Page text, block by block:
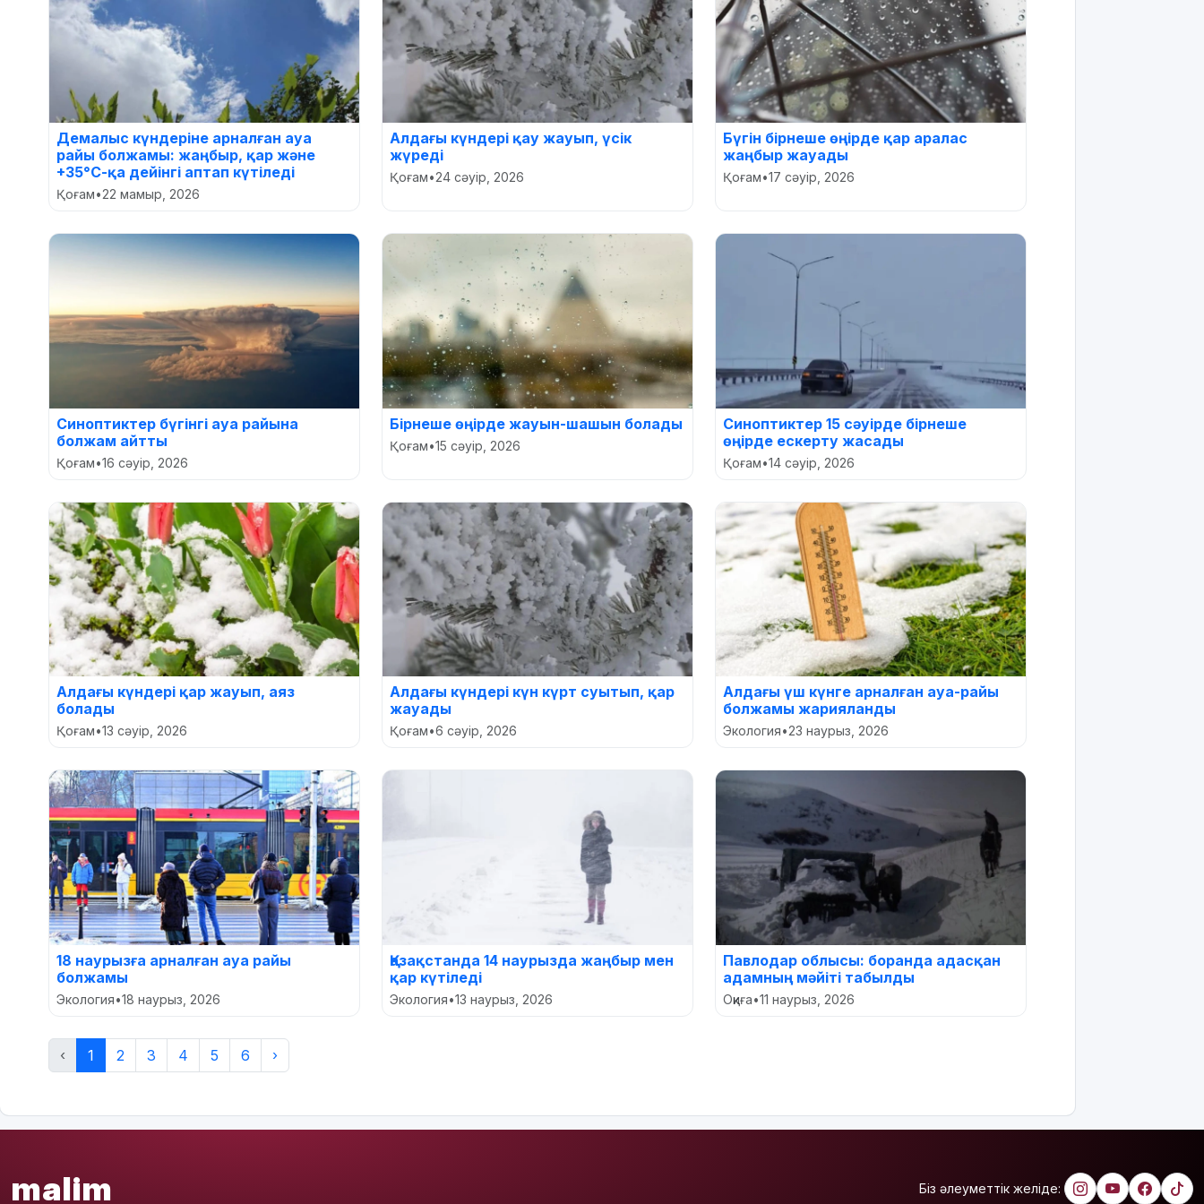
Демалыс күндеріне арналған ауа
райы болжамы: жаңбыр, қар және
+35°С-қа дейінгі аптап күтіледі
Қоғам•22 мамыр, 2026
Алдағы күндері қау жауып, үсік
жүреді
Қоғам•24 сәуір, 2026
Бүгін бірнеше өңірде қар аралас
жаңбыр жауады
Қоғам•17 сәуір, 2026
Синоптиктер бүгінгі ауа райына
болжам айтты
Қоғам•16 сәуір, 2026
Бірнеше өңірде жауын-шашын болады
Қоғам•15 сәуір, 2026
Синоптиктер 15 сәуірде бірнеше
өңірде ескерту жасады
Қоғам•14 сәуір, 2026
Алдағы күндері қар жауып, аяз
болады
Қоғам•13 сәуір, 2026
Алдағы күндері күн күрт суытып, қар
жауады
Қоғам•6 сәуір, 2026
Алдағы үш күнге арналған ауа-райы
болжамы жарияланды
Экология•23 наурыз, 2026
18 наурызға арналған ауа райы
болжамы
Экология•18 наурыз, 2026
Қазақстанда 14 наурызда жаңбыр мен
қар күтіледі
Экология•13 наурыз, 2026
Павлодар облысы: боранда адасқан
адамның мәйіті табылды
Оқиға•11 наурыз, 2026
‹ 1 2 3 4 5 6 ›
malim Біз әлеуметтік желіде: